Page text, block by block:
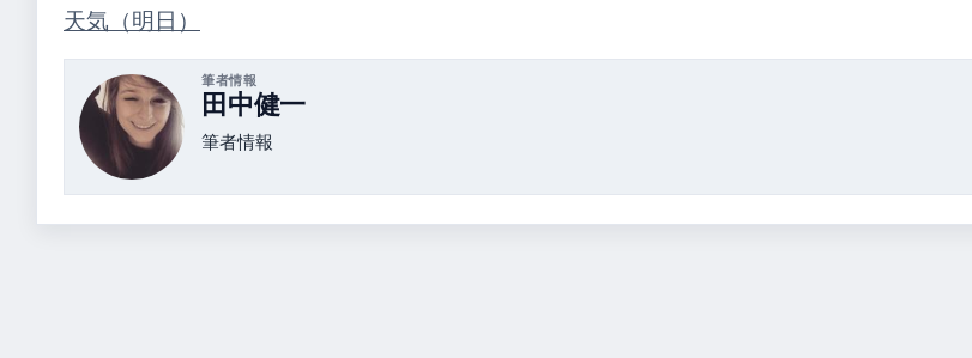
天気（明日）
筆者情報
田中健一
筆者情報